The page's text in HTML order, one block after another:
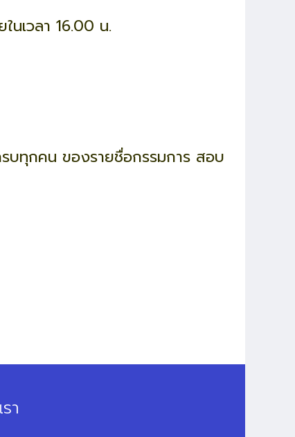
นเวลา 16.00 น.
บทุกคน ของรายชื่อกรรมการ สอบ
า